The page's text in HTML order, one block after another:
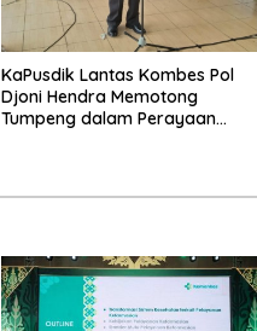
KaPusdik Lantas Kombes Pol
Djoni Hendra Memotong
Tumpeng dalam Perayaan